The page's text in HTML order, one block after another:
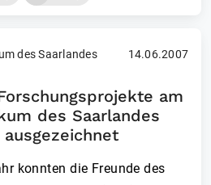
des Saarlandes 14.06.2007
am
des Saarlandes
konnten die Freunde des